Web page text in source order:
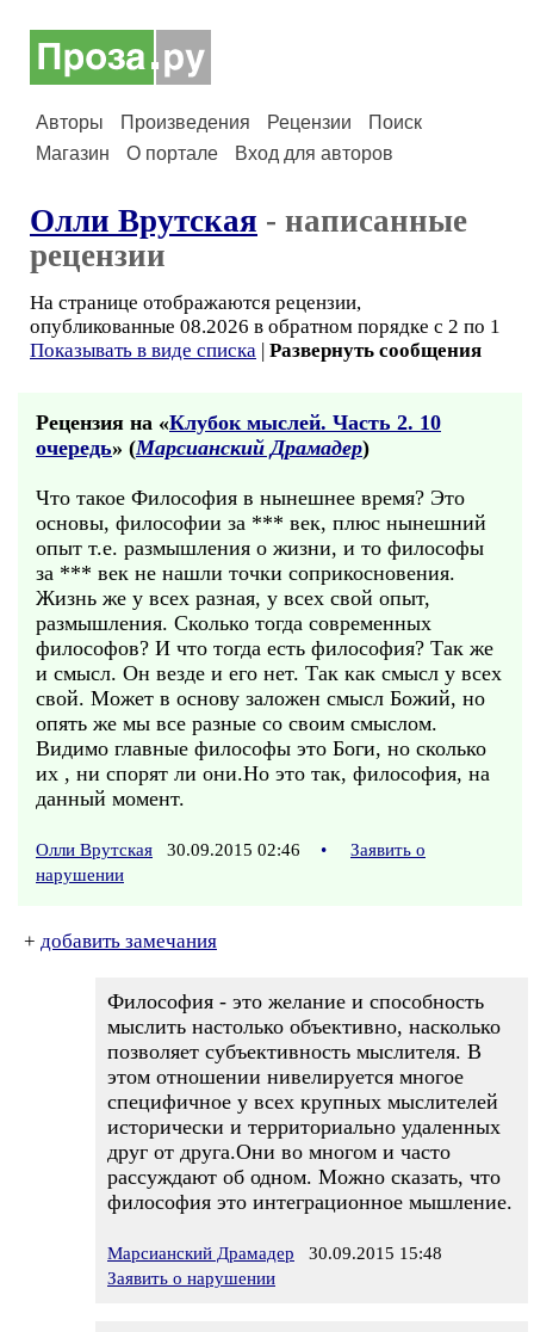
Авторы Произведения Рецензии
Поиск
Магазин
О портале Вход для авторов
Олли Врутская - написанные
рецензии
На странице отображаются рецензии,
опубликованные 08.2026 в обратном порядке с 2 по 1
Показывать в виде списка | Развернуть сообщения
Рецензия на «Клубок мыслей. Часть 2. 10
очередь» (Марсианский Драмадер)
Что такое Философия в нынешнее время? Это
основы, философии за *** век, плюс нынешний
опыт т.е. размышления о жизни, и то философы
за *** век не нашли точки соприкосновения.
Жизнь же у всех разная, у всех свой опыт,
размышления. Сколько тогда современных
философов? И что тогда есть философия? Так же
и смысл. Он везде и его нет. Так как смысл у всех
свой. Может в основу заложен смысл Божий, но
опять же мы все разные со своим смыслом.
Видимо главные философы это Боги, но сколько
их , ни спорят ли они.Но это так, философия, на
данный момент.
Олли Врутская 30.09.2015 02:46 •
Заявить о
нарушении
+ добавить замечания
Философия - это желание и способность
мыслить настолько объективно, насколько
позволяет субъективность мыслителя. В
этом отношении нивелируется многое
специфичное у всех крупных мыслителей
исторически и территориально удаленных
друг от друга.Они во многом и часто
рассуждают об одном. Можно сказать, что
философия это интеграционное мышление.
Марсианский Драмадер 30.09.2015 15:48
Заявить о нарушении